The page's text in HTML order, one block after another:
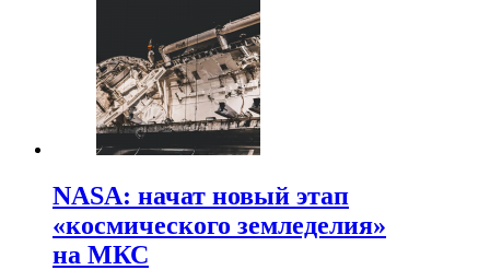
NASA: начат новый этап
«космического земледелия»
на МКС